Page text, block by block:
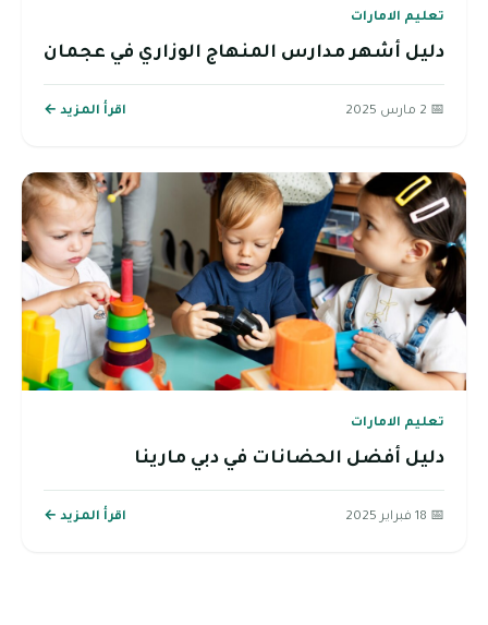
تعليم الامارات
دليل أشهر مدارس المنهاج الوزاري في عجمان
📅 2 مارس 2025 اقرأ المزيد ←
تعليم الامارات
دليل أفضل الحضانات في دبي مارينا
📅 18 فبراير 2025 اقرأ المزيد ←